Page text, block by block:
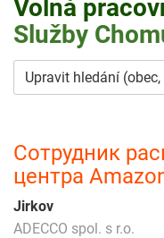
Volná
Služby
Upravit hledání
Сотрудник
центра
Jirkov
ADECCO spol. s r.o.